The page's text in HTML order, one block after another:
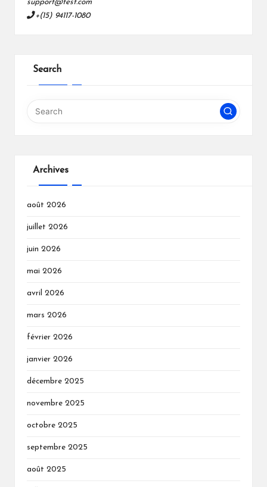
support@test.com
+(15) 94117-1080
Search
Archives
août 2026
juillet 2026
juin 2026
mai 2026
avril 2026
mars 2026
février 2026
janvier 2026
décembre 2025
novembre 2025
octobre 2025
septembre 2025
août 2025